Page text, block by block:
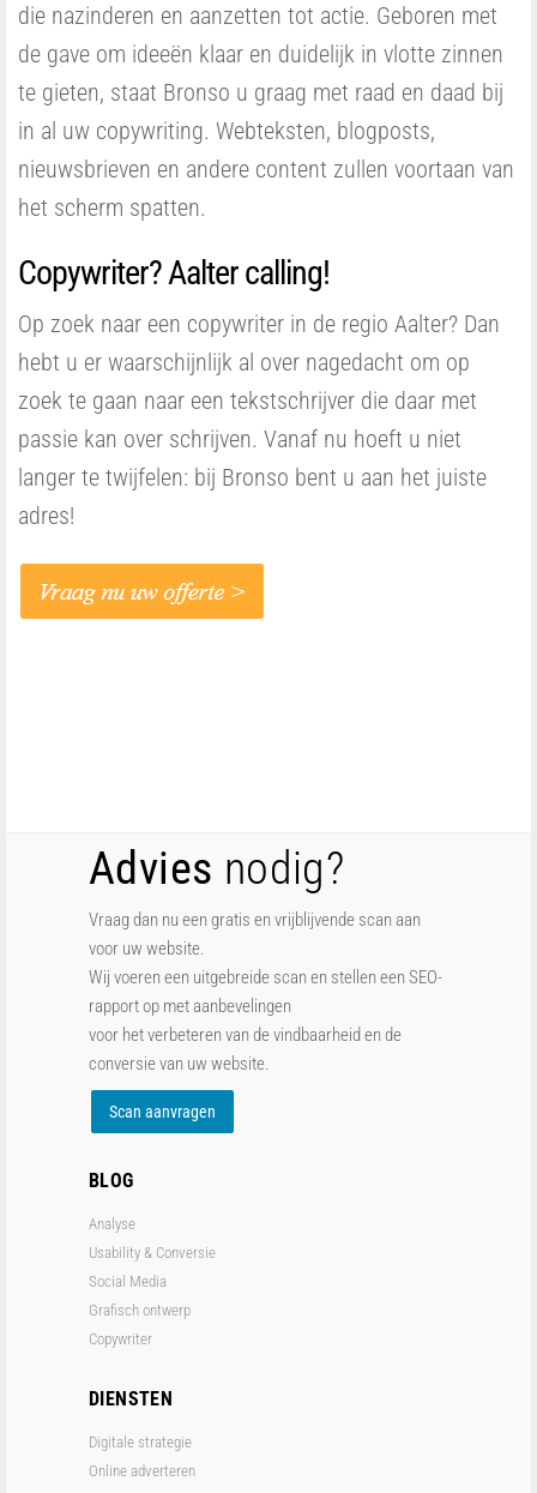
die nazinderen en aanzetten tot actie. Geboren met
de gave om ideeën klaar en duidelijk in vlotte zinnen
te gieten, staat Bronso u graag met raad en daad bij
in al uw copywriting. Webteksten, blogposts,
nieuwsbrieven en andere content zullen voortaan van
het scherm spatten.
Copywriter? Aalter calling!
Op zoek naar een copywriter in de regio Aalter? Dan
hebt u er waarschijnlijk al over nagedacht om op
zoek te gaan naar een tekstschrijver die daar met
passie kan over schrijven. Vanaf nu hoeft u niet
langer te twijfelen: bij Bronso bent u aan het juiste
adres!
Advies nodig?
Vraag dan nu een gratis en vrijblijvende scan aan
voor uw website.
Wij voeren een uitgebreide scan en stellen een SEO-
rapport op met aanbevelingen
voor het verbeteren van de vindbaarheid en de
conversie van uw website.
Scan aanvragen
BLOG
Analyse
Usability & Conversie
Social Media
Grafisch ontwerp
Copywriter
DIENSTEN
Digitale strategie
Online adverteren